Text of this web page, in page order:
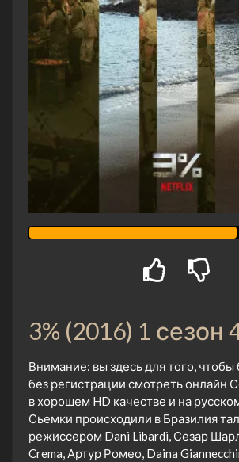
3% (2016) 1 сезон
Внимание: вы здесь для того, чтобы
без регистрации смотреть онлайн
в хорошем HD качестве и на
Сьемки происходили в Бразилия
режиссером Dani Libardi, Сезар
Crema, Артур Ромео, Daina